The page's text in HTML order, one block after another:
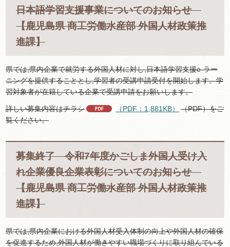
日本語学習支援事業についてのお知らせ
【鹿児島県 商工労働水産部 外国人材政策推
進課】
県では,県内企業で就労する外国人材に対し,日本語学習支援e-ラー
ニングを提供することとし,学習者の受講申請受付を開始します。学
習対象者が在籍している企業で受講申請をお願いします。
詳しい募集内容はチラシ （PDF：1,881KB）
（PDF）をご
覧ください。
募集終了 令和7年度かごしま外国人受け入
れ企業優良企業表彰についてのお知らせ
【鹿児島県 商工労働水産部 外国人材政策推
進課】
県では,県内企業における外国人材受入体制の向上や外国人材の確保
を促進するため,外国人材が働きやすい職場づくりに取り組んでいる